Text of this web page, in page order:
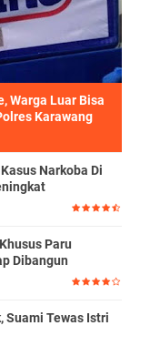
Warga Luar Bisa
Karawang
Narkoba Di
Paru
Dibangun
Suami Tewas Istri